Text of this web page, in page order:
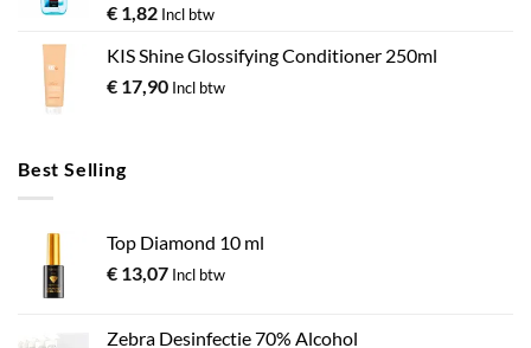
€ 1,82 Incl btw
KIS Shine Glossifying Conditioner 250ml
€ 17,90 Incl btw
Best Selling
Top Diamond 10 ml
€ 13,07 Incl btw
Zebra Desinfectie 70% Alcohol